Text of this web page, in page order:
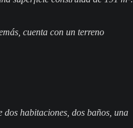
cuenta con un terreno
dos habitaciones, dos baños, una